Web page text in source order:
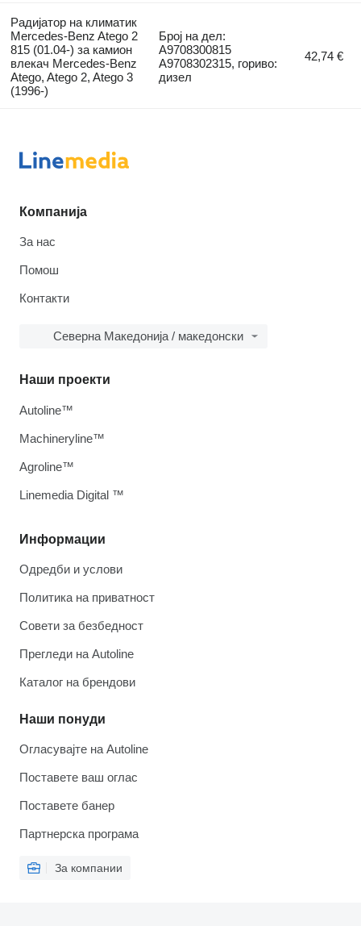
Радијатор на климатик
Mercedes-Benz Atego 2
815 (01.04-) за камион
влекач Mercedes-Benz
Atego, Atego 2, Atego 3
(1996-)
Број на дел:
A9708300815
A9708302315, гориво:
дизел
42,74 €
Компанија
За нас
Помош
Контакти
Северна Македонија / македонски
Информации
Одредби и услови
Политика на приватност
Совети за безбедност
Прегледи на Autoline
Каталог на брендови
Наши понуди
Огласувајте на Autoline
Поставете ваш оглас
Поставете банер
Партнерска програма
За компании
Наши проекти
Autoline™
Machineryline™
Agroline™
Linemedia Digital ™